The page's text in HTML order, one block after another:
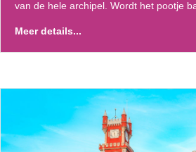
van de hele archipel. Wordt het pootje
Meer details...